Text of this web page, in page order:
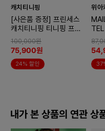
캐치티니핑
[사은품 증정] 프린세스
캐치티니핑 티니핑 프린
세스 하우스
100,000원
75,900원
24% 할인
위아
내가 본 상품의 연관 상